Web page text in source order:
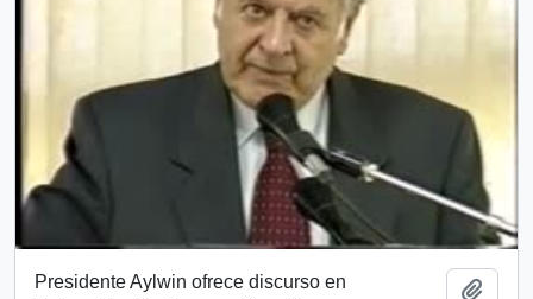
Presidente Aylwin ofrece discurso en